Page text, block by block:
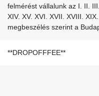
felmérést vállalunk az I. II.
XIV. XV. XVI. XVII. XVIII.
megbeszélés szerint a
**DROPOFFFEE**